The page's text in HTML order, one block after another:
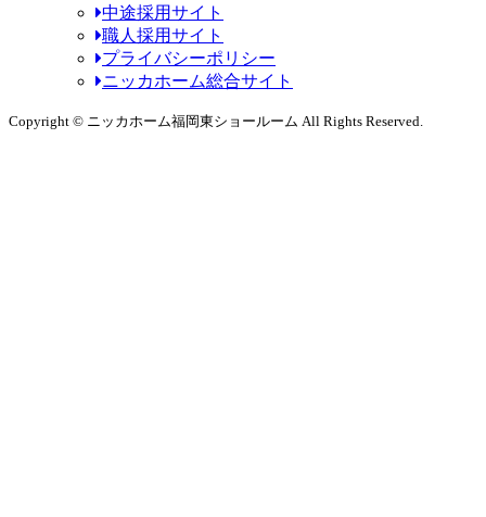
中途採用サイト
職人採用サイト
プライバシーポリシー
ニッカホーム総合サイト
Copyright © ニッカホーム福岡東ショールーム All Rights Reserved.